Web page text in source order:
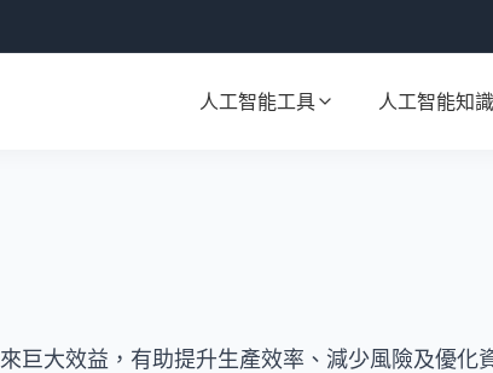
人工智能工具 人工智能知識
巨大效益，有助提升生產效率、減少風險及優